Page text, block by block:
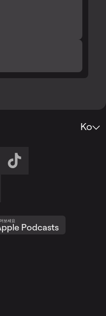
보세요
Podcasts
Ko